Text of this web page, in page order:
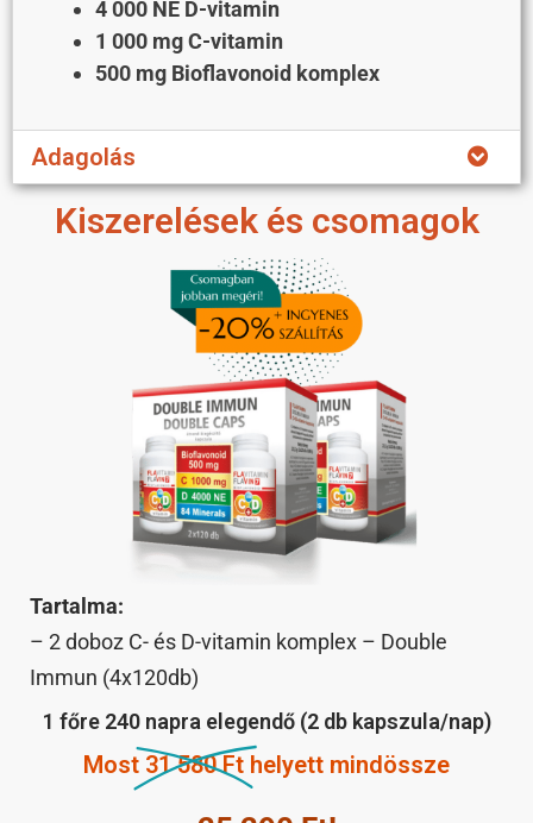
4 000 NE D-vitamin
1 000 mg C-vitamin
500 mg Bioflavonoid komplex
Adagolás
Kiszerelések és csomagok
Tartalma:
– 2 doboz C- és D-vitamin komplex – Double
Immun (4x120db)
1 főre 240 napra elegendő (2 db kapszula/nap)
Most 31 580 Ft helyett mindössze